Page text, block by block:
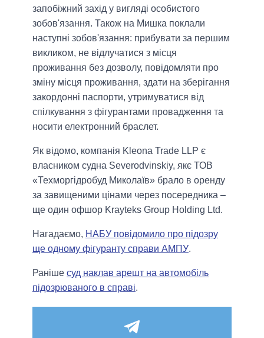
запобіжний захід у вигляді особистого
зобов'язання. Також на Мишка поклали
наступні зобов'язання: прибувати за першим
викликом, не відлучатися з місця
проживання без дозволу, повідомляти про
зміну місця проживання, здати на зберігання
закордонні паспорти, утримуватися від
спілкування з фігурантами провадження та
носити електронний браслет.
Як відомо, компанія Kleona Trade LLP є
власником судна Severodvinskiy, якє ТОВ
«Техморгідробуд Миколаїв» брало в оренду
за завищеними цінами через посередника –
ще один офшор Krayteks Group Holding Ltd.
Нагадаємо, НАБУ повідомило про підозру
ще одному фігуранту справи АМПУ.
Раніше суд наклав арешт на автомобіль
підозрюваного в справі.